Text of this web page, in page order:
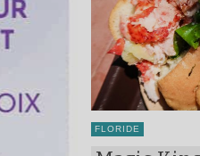
FLORIDE